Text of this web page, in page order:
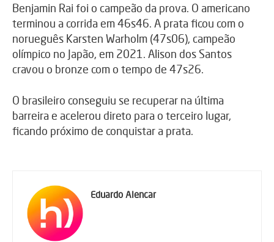
Benjamin Rai foi o campeão da prova. O americano
terminou a corrida em 46s46. A prata ficou com o
norueguês Karsten Warholm (47s06), campeão
olímpico no Japão, em 2021. Alison dos Santos
cravou o bronze com o tempo de 47s26.
O brasileiro conseguiu se recuperar na última
barreira e acelerou direto para o terceiro lugar,
ficando próximo de conquistar a prata.
Eduardo Alencar